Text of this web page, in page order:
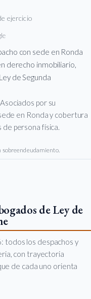
ejercicio
con sede en Ronda
derecho inmobiliario,
de Segunda
por su
en Ronda y cobertura
persona física.
sobreendeudamiento.
de Ley de
todos los despachos y
con trayectoria
de cada uno orienta